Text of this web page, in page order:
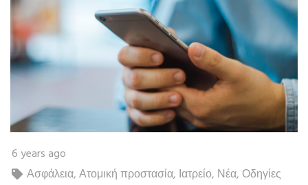
6 years ago
Ασφάλεια,Ατομική προστασία, Ιατρείο, Νέα, Οδηγίες